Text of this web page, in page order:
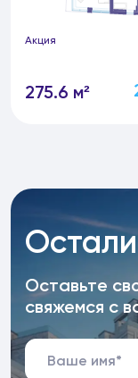
Акция
275.6 м²
Оставьте
свяжемся с